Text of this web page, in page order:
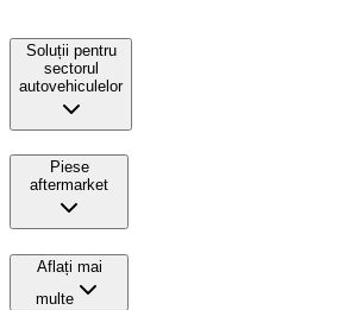
Soluții pentru
sectorul
autovehiculelor
Piese
aftermarket
Aflați mai
multe